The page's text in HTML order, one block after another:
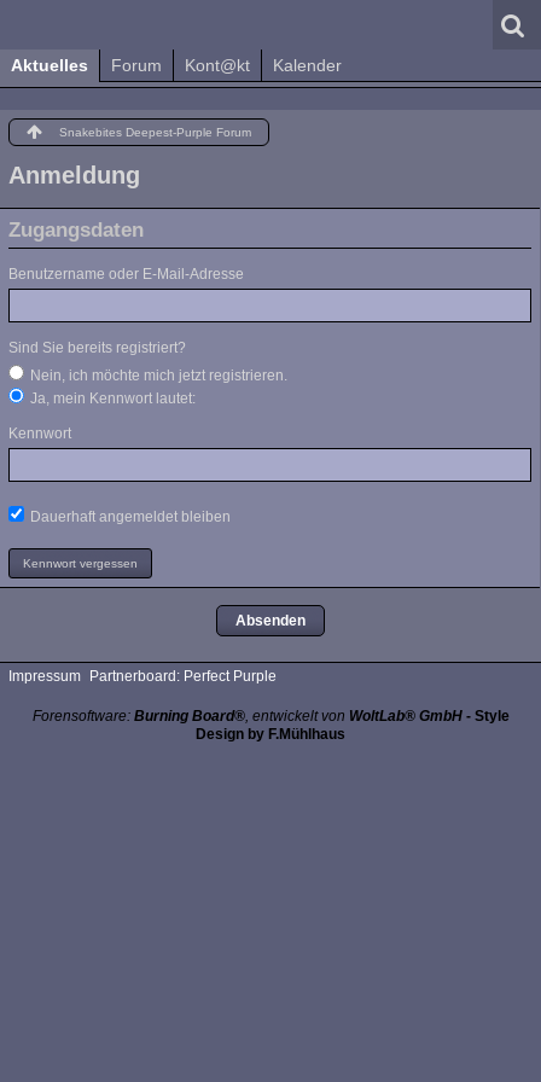
Aktuelles Forum Kont@kt Kalender
Snakebites Deepest-Purple Forum
Anmeldung
Zugangsdaten
Benutzername oder E-Mail-Adresse
Sind Sie bereits registriert?
Nein, ich möchte mich jetzt registrieren.
Ja, mein Kennwort lautet:
Kennwort
Dauerhaft angemeldet bleiben
Kennwort vergessen
Impressum Partnerboard: Perfect Purple
Forensoftware: Burning Board®, entwickelt von WoltLab® GmbH